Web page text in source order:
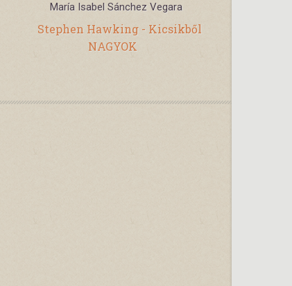
María Isabel Sánchez Vegara
Stephen Hawking - Kicsikből
NAGYOK